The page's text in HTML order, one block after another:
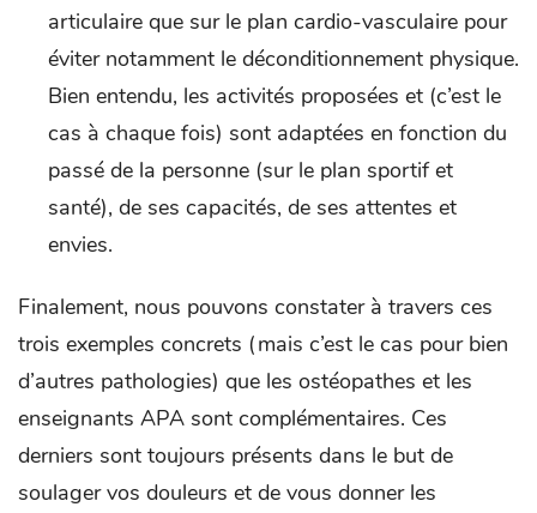
articulaire que sur le plan cardio-vasculaire pour
éviter notamment le déconditionnement physique.
Bien entendu, les activités proposées et (c’est le
cas à chaque fois) sont adaptées en fonction du
passé de la personne (sur le plan sportif et
santé), de ses capacités, de ses attentes et
envies.
Finalement, nous pouvons constater à travers ces
trois exemples concrets (mais c’est le cas pour bien
d’autres pathologies) que les ostéopathes et les
enseignants APA sont complémentaires. Ces
derniers sont toujours présents dans le but de
soulager vos douleurs et de vous donner les